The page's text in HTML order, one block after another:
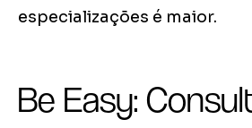
especializações é maior.
Be Easy: